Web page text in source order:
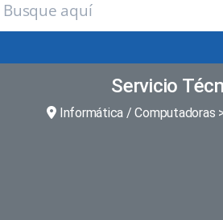
Servicio
Informática / Computadoras